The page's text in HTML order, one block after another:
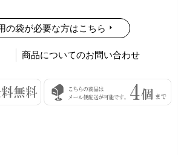
の袋が必要な方はこちら
商品についてのお問い合わせ